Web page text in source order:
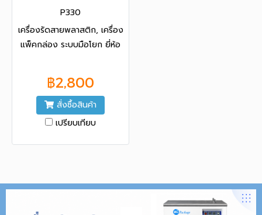
P330
เครื่องรัดสายพลาสติก, เครื่อง
แพ็คกล่อง ระบบมือโยก ยี่ห้อ
฿2,800
สั่งซื้อสินค้า
เปรียบเทียบ